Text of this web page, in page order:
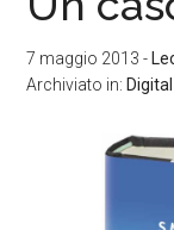
7 maggio 2013 -
Archiviato in: